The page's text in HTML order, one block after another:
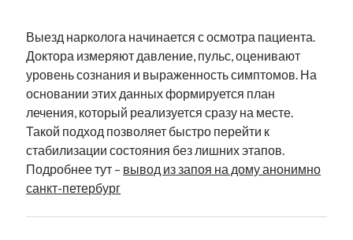
Выезд нарколога начинается с осмотра пациента.
Доктора измеряют давление, пульс, оценивают
уровень сознания и выраженность симптомов. На
основании этих данных формируется план
лечения, который реализуется сразу на месте.
Такой подход позволяет быстро перейти к
стабилизации состояния без лишних этапов.
Подробнее тут – вывод из запоя на дому анонимно
санкт-петербург